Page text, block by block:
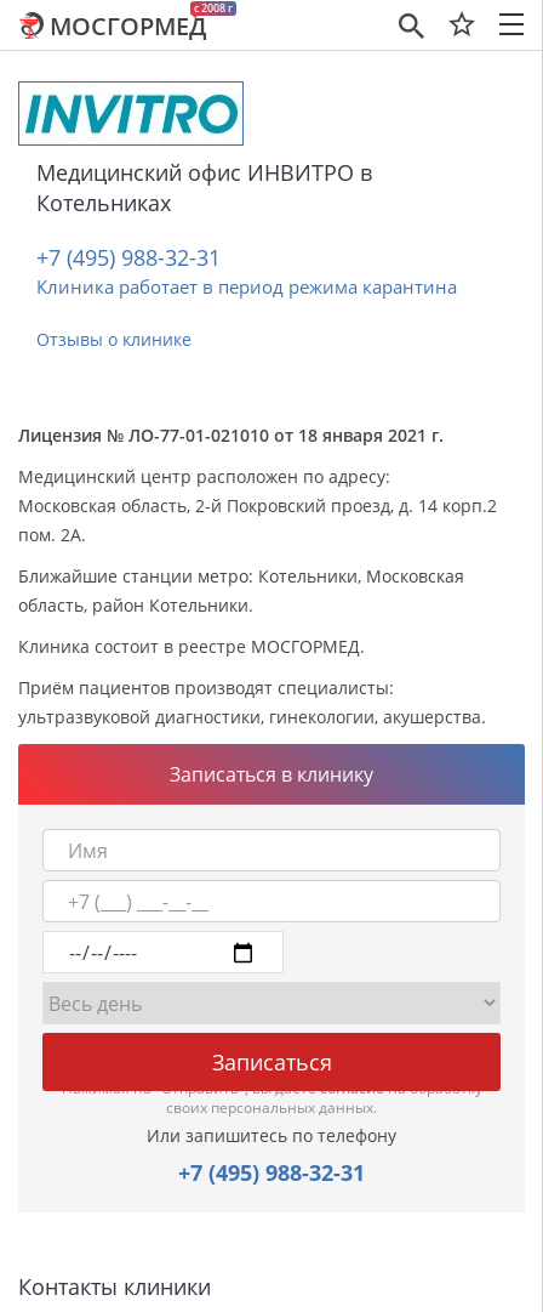
×
c 2008 г
МОСГОРМЕД
Медицинский офис ИНВИТРО в
Котельниках
+7 (495) 988-32-31
Клиника работает в период режима карантина
Отзывы о клинике
Лицензия № ЛО-77-01-021010 от 18 января 2021 г.
Медицинский центр расположен по адресу:
Московская область, 2-й Покровский проезд, д. 14 корп.2
пом. 2А.
Ближайшие станции метро: Котельники, Московская
область, район Котельники.
Клиника состоит в реестре МОСГОРМЕД.
Приём пациентов производят специалисты:
ультразвуковой диагностики, гинекологии, акушерства.
Записаться в клинику
Нажимая на "Отправить", вы даетесогласиена обработку
своих персональных данных.
Или запишитесь по телефону
+7 (495) 988-32-31
Контакты клиники